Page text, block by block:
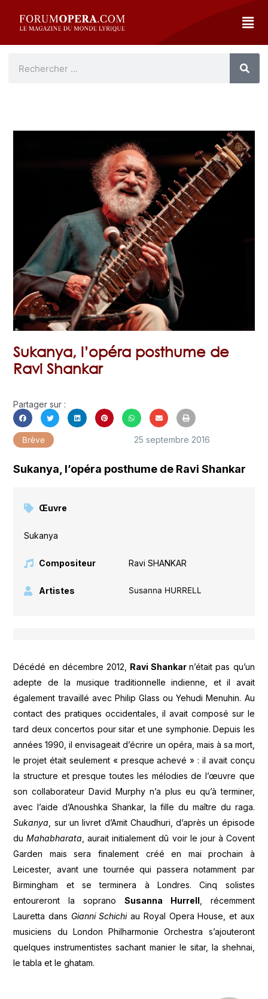
Sukanya, l’opéra posthume de
Ravi Shankar
Partager sur :
Brève 25 septembre 2016
Sukanya, l’opéra posthume de Ravi Shankar
Œuvre
Sukanya
Compositeur Ravi SHANKAR
Artistes Susanna HURRELL
Décédé en décembre 2012, Ravi Shankarn’était pas qu’un
adepte de la musique traditionnelle indienne, et il avait
également travaillé avec Philip Glass ou Yehudi Menuhin. Au
contact des pratiques occidentales, il avait composé sur le
tard deux concertos pour sitar et une symphonie. Depuis les
années 1990, il envisageait d’écrire un opéra, mais à sa mort,
le projet était seulement « presque achevé » : il avait conçu
la structure et presque toutes les mélodies de l’œuvre que
son collaborateur David Murphy n’a plus eu qu’à terminer,
avec l’aide d’Anoushka Shankar, la fille du maître du raga.
Sukanya , sur un livret d’Amit Chaudhuri, d’après un épisode
duMahabharata , aurait initialement dû voir le jour à Covent
Garden
mais sera finalement créé en mai prochain à
Leicester, avant une tournée qui passera notamment par
Birmingham et se terminera à Londres. Cinq solistes
entoureront la soprano Susanna Hurrell , récemment
Lauretta dans Gianni Schichiau Royal Opera House, et aux
musiciens du London Philharmonie Orchestra s’ajouteront
quelques instrumentistes sachant manier le sitar, la shehnai,
le tabla et le ghatam.